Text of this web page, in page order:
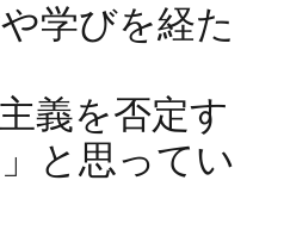
学びを経た
義を否定す
と思ってい